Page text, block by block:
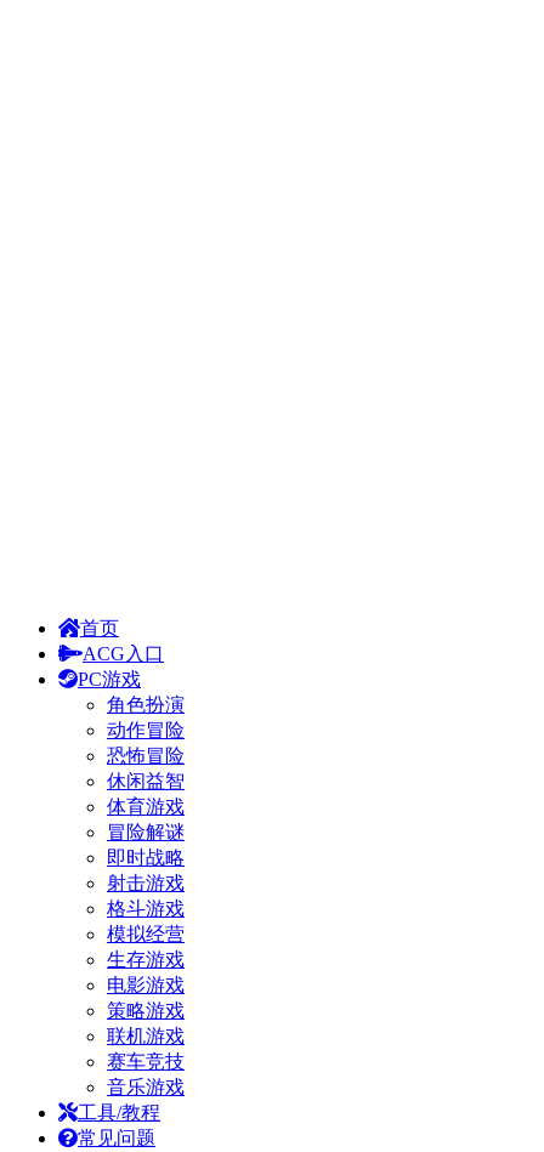
首页
ACG入口
PC游戏
角色扮演
动作冒险
恐怖冒险
休闲益智
体育游戏
冒险解谜
即时战略
射击游戏
格斗游戏
模拟经营
生存游戏
电影游戏
策略游戏
联机游戏
赛车竞技
音乐游戏
工具/教程
常见问题